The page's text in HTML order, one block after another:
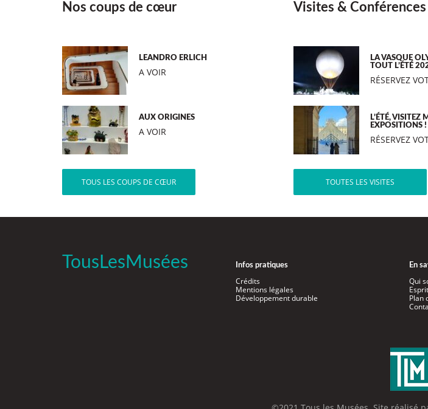
Nos coups de cœur
LEANDRO ERLICH
A VOIR
AUX ORIGINES
A VOIR
TOUS LES COUPS DE CŒUR
Visites & Conférences
LA VASQUE
TOUT L’ÉTÉ
RÉSERVEZ
L’ÉTÉ, VISITEZ
EXPOSITIONS !
RÉSERVEZ
TOUTES LES VISITES
TousLesMusées Infos pratiques
Crédits
Mentions légales
Développement durable
En
Qui
Plan